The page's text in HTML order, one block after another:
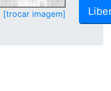
[trocar imagem]